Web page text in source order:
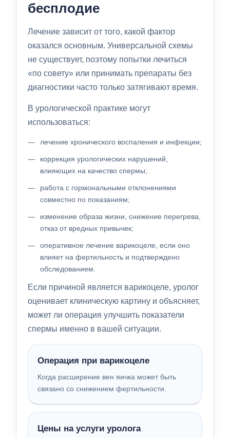
бесплодие
Лечение зависит от того, какой фактор
оказался основным. Универсальной схемы
не существует, поэтому попытки лечиться
«по совету» или принимать препараты без
диагностики часто только затягивают время.
В урологической практике могут
использоваться:
лечение хронического воспаления и инфекции;
коррекция урологических нарушений,
влияющих на качество спермы;
работа с гормональными отклонениями
совместно по показаниям;
изменение образа жизни, снижение перегрева,
отказ от вредных привычек;
оперативное лечение варикоцеле, если оно
влияет на фертильность и подтверждено
обследованием.
Если причиной является варикоцеле, уролог
оценивает клиническую картину и объясняет,
может ли операция улучшить показатели
спермы именно в вашей ситуации.
Операция при варикоцеле
Когда расширение вен яичка может быть
связано со снижением фертильности.
Цены на услуги уролога